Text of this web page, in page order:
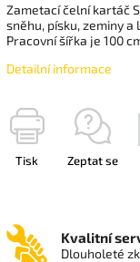
Zametací čelní kartáč
sněhu, písku, zeminy
Pracovní šířka je 100
Detailní informace
Tisk Zeptat se
Kvalitní
Dlouholeté